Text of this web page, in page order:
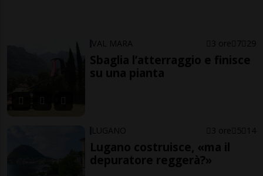
VAL MARA 3 ore 7 29
Sbaglia l’atterraggio e finisce
su una pianta
LUGANO 3 ore 5 14
Lugano costruisce, «ma il
depuratore reggerà?»